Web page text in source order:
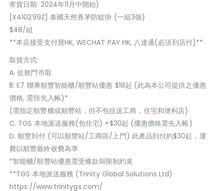
寄貨日期: 2024年11月中開始)
[X410299Z] 泰國天然香茅防蚊掛 (一組3個)
$48/組
**本店接受支付寶HK, WECHAT PAY HK, 八達通(必須到店付)**
取貨方式:
A. 佐敦門巿取
B. E7 聯乘順豐智能櫃/順豐站優惠 $18起 (此為本公司提供之優惠
價格, 需預先入帳)*
(需指定順豐櫃或順豐站，但不包括送工商，住宅和便利店)
C. TGS 本地派送服務(包住宅) +$30起 (優惠價格需先入帳)
D. 順豐到付 (可以順豐站/工商區/上門) 此產品到付約$30起，運
費以順豐最終收費為準
*智能櫃/順豐站優惠需受條款與限制約束
**TGS 本地派送服務 (Trinity Global Solutions Ltd)
https://www.trinitygs.com/